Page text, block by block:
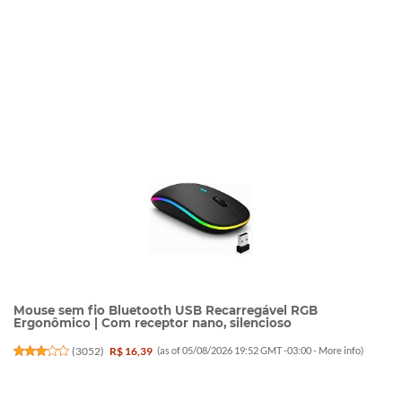
Mouse sem fio Bluetooth USB Recarregável RGB
Ergonômico | Com receptor nano, silencioso
(3052) R$ 16,39 (as of 05/08/2026 19:52 GMT -03:00 - More info)